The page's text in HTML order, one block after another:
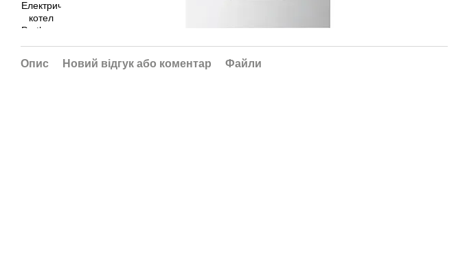
Опис Новий відгук або коментар Файли